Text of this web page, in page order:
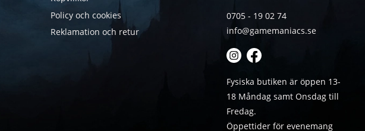
Policy och cookies
Reklamation och retur
0705 - 19 02 74
info@gamemaniacs.se
Fysiska butiken är öppen 13-
18 Måndag samt Onsdag till
Fredag.
Öppettider för evenemang